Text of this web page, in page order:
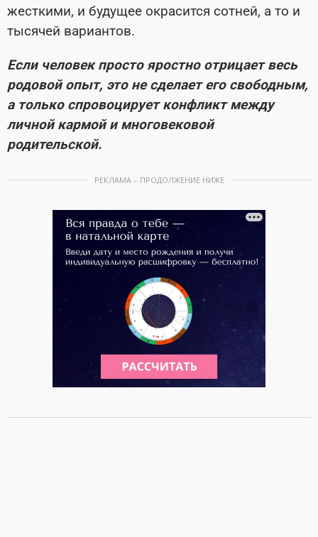
жесткими, и будущее окрасится сотней, а то и
тысячей вариантов.
Если человек просто яростно отрицает весь
родовой опыт, это не сделает его свободным,
а только спровоцирует конфликт между
личной кармой и многовековой
родительской.
РЕКЛАМА – ПРОДОЛЖЕНИЕ НИЖЕ